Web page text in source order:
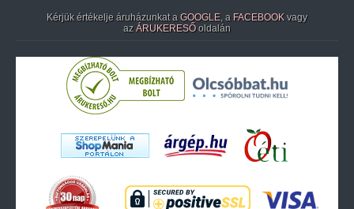
Kérjük értékelje áruházunkat a GOOGLE, a FACEBOOK vagy
az ÁRUKERESŐ oldalán